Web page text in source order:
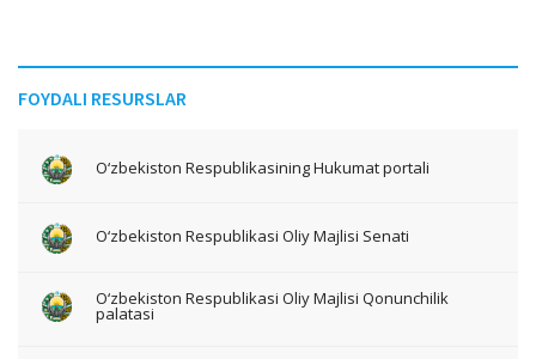
FOYDALI RESURSLAR
O‘zbekiston Respublikasining Hukumat portali
O‘zbekiston Respublikasi Oliy Majlisi Senati
O‘zbekiston Respublikasi Oliy Majlisi Qonunchilik
palatasi